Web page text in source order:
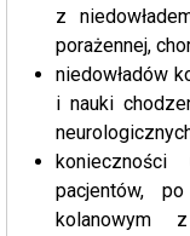
z
porażennej,
niedowładów
i nauki
pacjentów,
kolanowym